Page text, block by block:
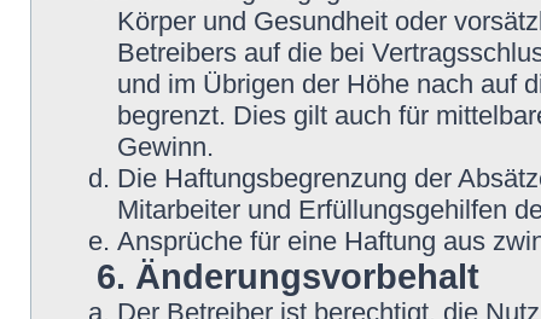
Körper und Gesundheit oder
Betreibers auf die bei
und im Übrigen der Höhe nach auf
begrenzt. Dies gilt auch für
Gewinn.
Die Haftungsbegrenzung der
Mitarbeiter und Erfüllungsgehilfen
Ansprüche für eine Haftung aus
6. Änderungsvorbehalt
Der Betreiber ist berechtigt, die